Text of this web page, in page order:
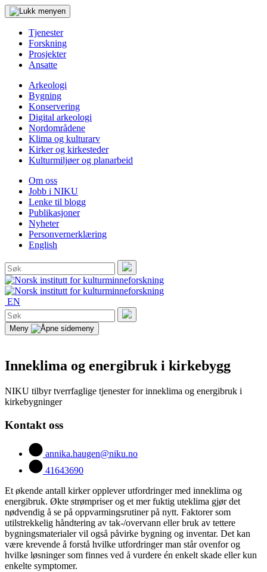
Tjenester
Forskning
Prosjekter
Ansatte
Arkeologi
Bygning
Konservering
Digital arkeologi
Nordområdene
Klima og kulturarv
Kirker og kirkesteder
Kulturmiljøer og planarbeid
Om oss
Jobb i NIKU
Lenke til blogg
Publikasjoner
Nyheter
Personvernerklæring
English
Søk
etter:
Søk
EN
Søk
etter:
Søk
Meny
Inneklima og energibruk i kirkebygg
NIKU tilbyr tverrfaglige tjenester for inneklima og energibruk i
kirkebygninger
Kontakt oss
annika.haugen@niku.no
41643690
Et økende antall kirker opplever utfordringer med inneklima og
energibruk. Økte strømpriser og et mer fuktig uteklima gjør det
nødvendig å se på oppvarmingsrutiner på nytt. Faktorer som
utilstrekkelig håndtering av tak-/overvann eller bruk av tettere
bygningsmaterialer vil også påvirke bygning og inventar. Det kan
være krevende å forstå hvilke utfordringer man står ovenfor og
hvilke løsninger som finnes ved å vurdere én enkelt skade eller kun
enkelte symptomer.